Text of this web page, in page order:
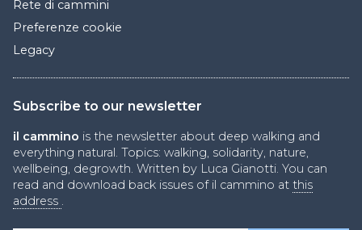
Rete di cammini
Preferenze cookie
Legacy
Subscribe to our newsletter
il cammino is the newsletter about deep walking and
everything natural. Topics: walking, solidarity, nature,
wellbeing, degrowth. Written by Luca Gianotti. You can
read and download back issues of il cammino at this
address .